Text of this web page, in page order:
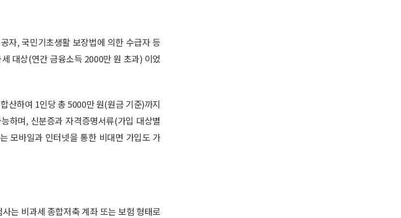
자, 국민기초생활 보장법에 의한 수급자 등
대상(연간 금융소득 2000만 원 초과) 이었
산하여 1인당 총 5000만 원(원금 기준)까지
하며, 신분증과 자격증명서류(가입 대상별
모바일과 인터넷을 통한 비대면 가입도 가
는 비과세 종합저축 계좌 또는 보험 형태로